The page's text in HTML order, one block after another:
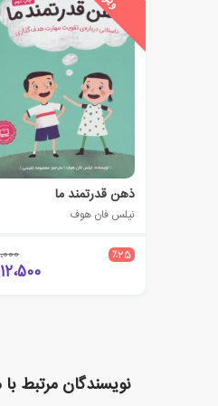
ذهن قدرتمند ما
نیلس فان هوف
٪25
نویسندگان مرتبط